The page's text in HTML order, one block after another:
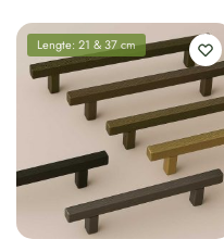
Lengte: 21 & 37 cm